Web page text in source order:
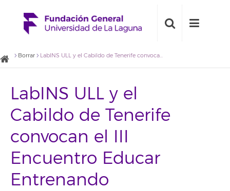
Borrar LabINS ULL y el Cabildo de Tenerife convocan el III Encuentro Educar Entrenando
LabINS ULL y el
Cabildo de Tenerife
convocan el III
Encuentro Educar
Entrenando